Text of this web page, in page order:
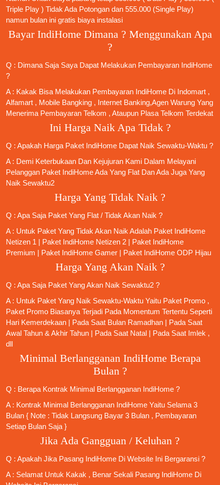
Triple Play ) Tidak Ada Potongan dan 555.000 (Single Play)
namun bulan ini gratis biaya instalasi
Bayar IndiHome Dimana ? Menggunakan Apa
?
Q : Dimana Saja Saya Dapat Melakukan Pembayaran IndiHome
?
A : Kakak Bisa Melakukan Pembayaran IndiHome Di Indomart ,
Alfamart , Mobile Bangking , Internet Banking,Agen Warung Yang
Menerima Pembayaran Telkom , Ataupun Plasa Telkom Terdekat
Ini Harga Naik Apa Tidak ?
Q : Apakah Harga Paket IndiHome Dapat Naik Sewaktu-Waktu ?
A : Demi Keterbukaan Dan Kejujuran Kami Dalam Melayani
Pelanggan Paket IndiHome Ada Yang Flat Dan Ada Juga Yang
Naik Sewaktu2
Harga Yang Tidak Naik ?
Q : Apa Saja Paket Yang Flat / Tidak Akan Naik ?
A : Untuk Paket Yang Tidak Akan Naik Adalah Paket IndiHome
Netizen 1 | Paket IndiHome Netizen 2 | Paket IndiHome
Premium | Paket IndiHome Gamer | Paket IndiHome ODP Hijau
Harga Yang Akan Naik ?
Q : Apa Saja Paket Yang Akan Naik Sewaktu2 ?
A : Untuk Paket Yang Naik Sewaktu-Waktu Yaitu Paket Promo ,
Paket Promo Biasanya Terjadi Pada Momentum Tertentu Seperti
Hari Kemerdekaan | Pada Saat Bulan Ramadhan | Pada Saat
Awal Tahun & Akhir Tahun | Pada Saat Natal | Pada Saat Imlek ,
dll
Minimal Berlangganan IndiHome Berapa
Bulan ?
Q : Berapa Kontrak Minimal Berlangganan IndiHome ?
A : Kontrak Minimal Berlangganan IndiHome Yaitu Selama 3
Bulan { Note : Tidak Langsung Bayar 3 Bulan , Pembayaran
Setiap Bulan Saja }
Jika Ada Gangguan / Keluhan ?
Q : Apakah Jika Pasang IndiHome Di Website Ini Bergaransi ?
A : Selamat Untuk Kakak , Benar Sekali Pasang IndiHome Di